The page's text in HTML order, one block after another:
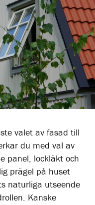
valet av fasad till
du med val av
panel, lockläkt och
prägel på huset
naturliga utseende
Kanske